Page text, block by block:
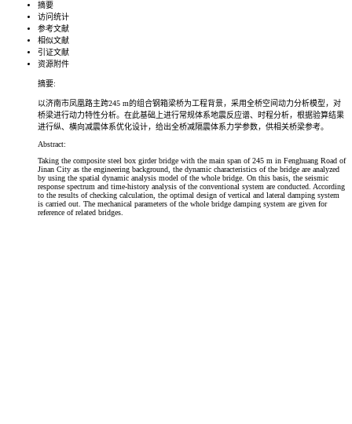
摘要
访问统计
参考文献
相似文献
引证文献
资源附件
摘要:
以济南市凤凰路主跨245 m的组合钢箱梁桥为工程背景，采用全桥空间动力分析模型，对
桥梁进行动力特性分析。在此基础上进行常规体系地震反应谱、时程分析，根据验算结果
进行纵、横向减震体系优化设计，给出全桥减隔震体系力学参数，供相关桥梁参考。
Abstract:
Taking the composite steel box girder bridge with the main span of 245 m in Fenghuang Road of
Jinan City as the engineering background, the dynamic characteristics of the bridge are analyzed
by using the spatial dynamic analysis model of the whole bridge. On this basis, the seismic
response spectrum and time-history analysis of the conventional system are conducted. According
to the results of checking calculation, the optimal design of vertical and lateral damping system
is carried out. The mechanical parameters of the whole bridge damping system are given for
reference of related bridges.